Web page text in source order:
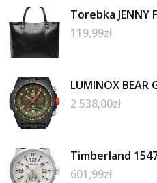
Torebka JENNY
119,99zł
LUMINOX BEAR
2 538,00zł
Timberland
601,99zł